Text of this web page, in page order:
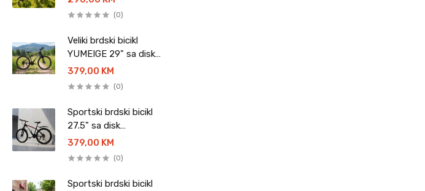
(0)
Veliki brdski bicikl
YUMEIGE 29" sa disk
kočnicama
379,00 KM
(0)
Sportski brdski bicikl
27.5" sa disk
kočnicama - YUMEIGE
379,00 KM
(0)
Sportski brdski bicikl